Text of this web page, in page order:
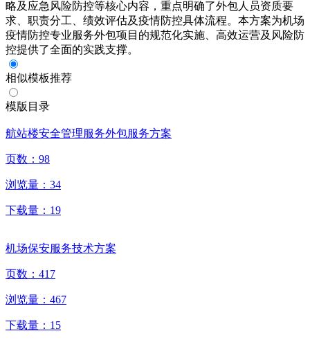
略及应急风险防控等核心内容，重点明确了外包人员资质要
求、职责分工、绩效评估及疫情防控具体流程。本方案为机场
疫情防控专业服务外包项目的规范化实施、高效运营及风险防
控提供了全面的实践支撑。
相似模板推荐
模版目录
航站楼安全管理服务外包服务方案
页数： 98
浏览量： 34
下载量： 19
机场保安服务技术方案
页数： 417
浏览量： 467
下载量： 15